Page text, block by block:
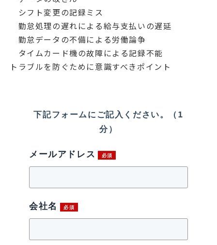
シフト変更の記録ミス
勤怠処理の遅れによる給与支払いの遅延
勤怠データの不備による労働論争
タイムカード機の故障による記録不能
トラブルを防ぐために意識すべきポイント
下記フォームにご記入ください。（1
分）
メールアドレス
会社名